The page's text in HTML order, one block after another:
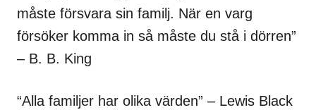
måste försvara sin familj. När en varg
försöker komma in så måste du stå i dörren”
– B. B. King
“Alla familjer har olika värden” – Lewis Black